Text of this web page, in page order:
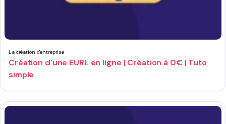
La création d'entreprise
Création d'une EURL en ligne | Création à 0€ | Tuto
simple